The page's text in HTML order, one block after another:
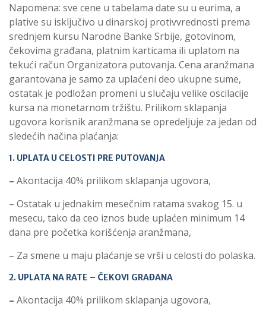
Napomena: sve cene u tabelama date su u eurima, a
plative su isključivo u dinarskoj protivvrednosti prema
srednjem kursu Narodne Banke Srbije, gotovinom,
čekovima građana, platnim karticama ili uplatom na
tekući račun Organizatora putovanja. Cena aranžmana
garantovana je samo za uplaćeni deo ukupne sume,
ostatak je podložan promeni u slučaju velike oscilacije
kursa na monetarnom tržištu. Prilikom sklapanja
ugovora korisnik aranžmana se opredeljuje za jedan od
sledećih načina plaćanja:
1. UPLATA U CELOSTI PRE PUTOVANJA
– Akontacija 40% prilikom sklapanja ugovora,
– Ostatak u jednakim mesečnim ratama svakog 15. u
mesecu, tako da ceo iznos bude uplaćen minimum 14
dana pre početka korišćenja aranžmana,
– Za smene u maju plaćanje se vrši u celosti do polaska.
2. UPLATA NA RATE – ČEKOVI GRAĐANA
– Akontacija 40% prilikom sklapanja ugovora,